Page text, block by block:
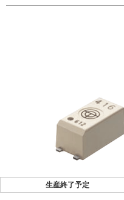
生産終了予定